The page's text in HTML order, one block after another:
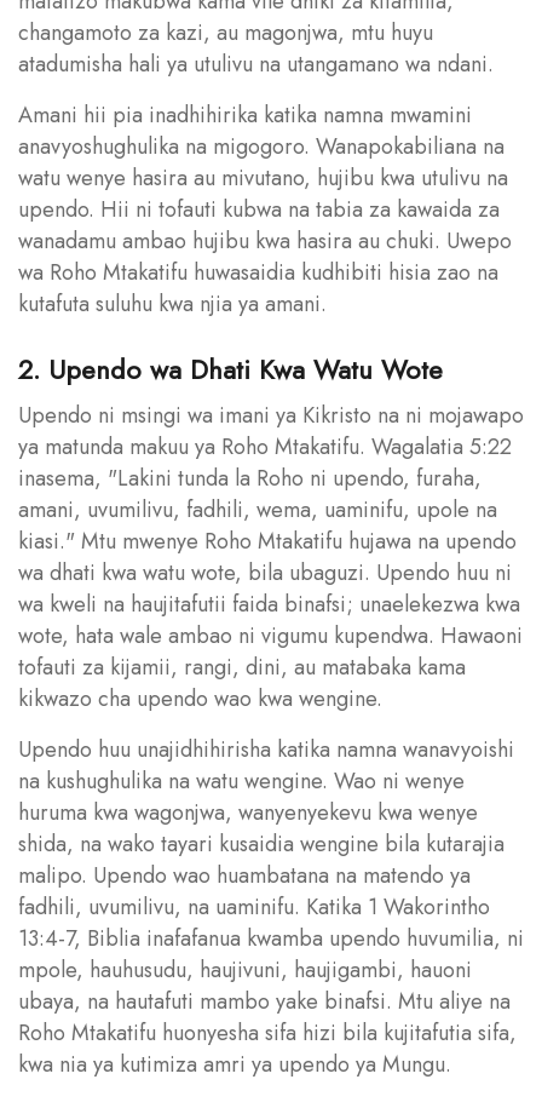
changamoto za kazi, au magonjwa, mtu huyu
atadumisha hali ya utulivu na utangamano wa ndani.
Amani hii pia inadhihirika katika namna mwamini
anavyoshughulika na migogoro. Wanapokabiliana na
watu wenye hasira au mivutano, hujibu kwa utulivu na
upendo. Hii ni tofauti kubwa na tabia za kawaida za
wanadamu ambao hujibu kwa hasira au chuki. Uwepo
wa Roho Mtakatifu huwasaidia kudhibiti hisia zao na
kutafuta suluhu kwa njia ya amani.
2. Upendo wa Dhati Kwa Watu Wote
Upendo ni msingi wa imani ya Kikristo na ni mojawapo
ya matunda makuu ya Roho Mtakatifu. Wagalatia 5:22
inasema, "Lakini tunda la Roho ni upendo, furaha,
amani, uvumilivu, fadhili, wema, uaminifu, upole na
kiasi." Mtu mwenye Roho Mtakatifu hujawa na upendo
wa dhati kwa watu wote, bila ubaguzi. Upendo huu ni
wa kweli na haujitafutii faida binafsi; unaelekezwa kwa
wote, hata wale ambao ni vigumu kupendwa. Hawaoni
tofauti za kijamii, rangi, dini, au matabaka kama
kikwazo cha upendo wao kwa wengine.
Upendo huu unajidhihirisha katika namna wanavyoishi
na kushughulika na watu wengine. Wao ni wenye
huruma kwa wagonjwa, wanyenyekevu kwa wenye
shida, na wako tayari kusaidia wengine bila kutarajia
malipo. Upendo wao huambatana na matendo ya
fadhili, uvumilivu, na uaminifu. Katika 1 Wakorintho
13:4-7, Biblia inafafanua kwamba upendo huvumilia, ni
mpole, hauhusudu, haujivuni, haujigambi, hauoni
ubaya, na hautafuti mambo yake binafsi. Mtu aliye na
Roho Mtakatifu huonyesha sifa hizi bila kujitafutia sifa,
kwa nia ya kutimiza amri ya upendo ya Mungu.